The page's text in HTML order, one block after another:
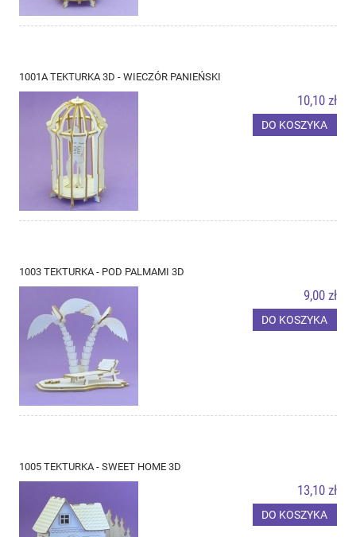
1001A TEKTURKA 3D - WIECZÓR PANIEŃSKI
10,10 zł
DO KOSZYKA
1003 TEKTURKA - POD PALMAMI 3D
9,00 zł
DO KOSZYKA
1005 TEKTURKA - SWEET HOME 3D
13,10 zł
DO KOSZYKA